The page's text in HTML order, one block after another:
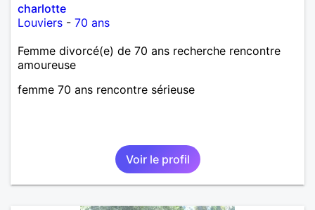
charlotte
Louviers - 70 ans
Femme divorcé(e) de 70 ans recherche rencontre
amoureuse
femme 70 ans rencontre sérieuse
Voir le profil